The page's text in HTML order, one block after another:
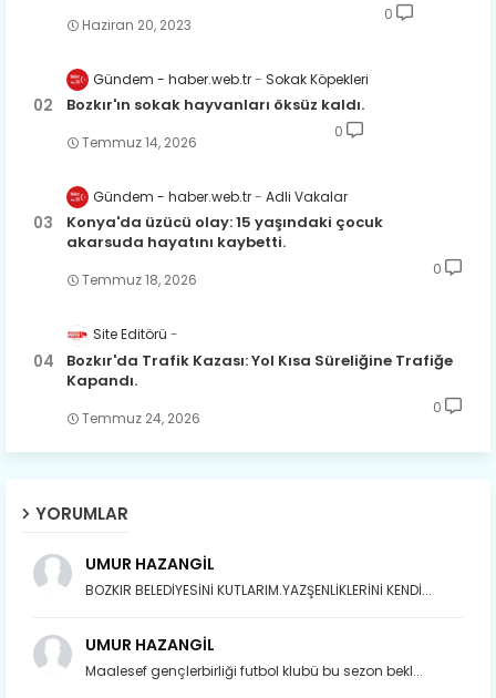
Haziran 20, 2023
0
Gündem - haber.web.tr Sokak Köpekleri
Bozkır'ın sokak hayvanları öksüz kaldı.
Temmuz 14, 2026
0
Gündem - haber.web.tr Adli Vakalar
Konya'da üzücü olay: 15 yaşındaki çocuk
akarsuda hayatını kaybetti.
Temmuz 18, 2026
0
Site Editörü
Bozkır'da Trafik Kazası: Yol Kısa Süreliğine Trafiğe
Kapandı.
Temmuz 24, 2026
0
YORUMLAR
UMUR HAZANGİL
BOZKIR BELEDİYESİNİ KUTLARIM.YAZŞENLİKLERİNİ KENDİ...
UMUR HAZANGİL
Maalesef gençlerbirliği futbol klubü bu sezon bekl...